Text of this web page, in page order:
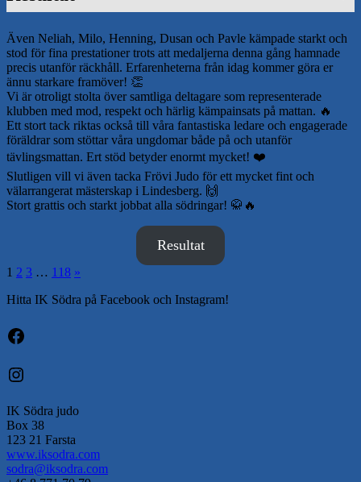
Även Neliah, Milo, Henning, Dusan och Pavle kämpade starkt och
stod för fina prestationer trots att medaljerna denna gång hamnade
precis utanför räckhåll. Erfarenheterna från idag kommer göra er
ännu starkare framöver! 👏
Vi är otroligt stolta över samtliga deltagare som representerade
klubben med mod, respekt och härlig kämpainsats på mattan. 🔥
Ett stort tack riktas också till våra fantastiska ledare och engagerade
föräldrar som stöttar våra ungdomar både på och utanför
tävlingsmattan. Ert stöd betyder enormt mycket! ❤️
Slutligen vill vi även tacka Frövi Judo för ett mycket fint och
välarrangerat mästerskap i Lindesberg. 🙌
Stort grattis och starkt jobbat alla södringar! 🥋🔥
Resultat
Sidnumrering
för
1 2 3 … 118 Nästa
»
Hitta IK Södra på Facebook och Instagram!
Facebook
Instagram
IK Södra judo
Box 38
123 21 Farsta
www.iksodra.com
sodra@iksodra.com